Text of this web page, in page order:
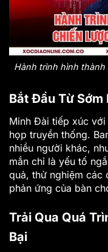
Hành trình hình
Bắt Đầu Từ Sớm
Minh Đài tiếp xúc
họp truyền thống.
nhiều người khác,
mắn chỉ là yếu tố
quả, thử nghiệm các
phản ứng của bàn
Trải Qua Quá
Bại